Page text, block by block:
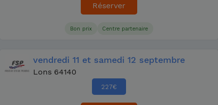
Réserver
Bon prix Centre partenaire
vendredi 11 et samedi 12 septembre
Lons 64140
227€